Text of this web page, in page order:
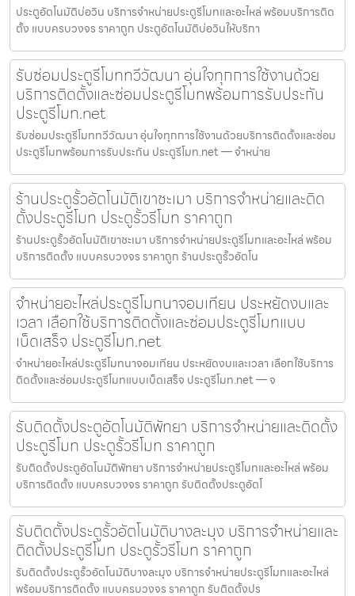
ประตูอัตโนมัติบ่อวิน บริการจำหน่ายประตูรีโมทและอะไหล่ พร้อมบริการติด
ตั้ง แบบครบวงจร ราคาถูก ประตูอัตโนมัติบ่อวินให้บริกา
รับซ่อมประตูรีโมททวีวัฒนา อุ่นใจทุกการใช้งานด้วย
บริการติดตั้งและซ่อมประตูรีโมทพร้อมการรับประกัน
ประตูรีโมท.net
รับซ่อมประตูรีโมททวีวัฒนา อุ่นใจทุกการใช้งานด้วยบริการติดตั้งและซ่อม
ประตูรีโมทพร้อมการรับประกัน ประตูรีโมท.net — จำหน่าย
ร้านประตูรั้วอัตโนมัติเขาชะเมา บริการจำหน่ายและติด
ตั้งประตูรีโมท ประตูรั้วรีโมท ราคาถูก
ร้านประตูรั้วอัตโนมัติเขาชะเมา บริการจำหน่ายประตูรีโมทและอะไหล่ พร้อม
บริการติดตั้ง แบบครบวงจร ราคาถูก ร้านประตูรั้วอัตโน
จำหน่ายอะไหล่ประตูรีโมทนาจอมเทียน ประหยัดงบและ
เวลา เลือกใช้บริการติดตั้งและซ่อมประตูรีโมทแบบ
เบ็ดเสร็จ ประตูรีโมท.net
จำหน่ายอะไหล่ประตูรีโมทนาจอมเทียน ประหยัดงบและเวลา เลือกใช้บริการ
ติดตั้งและซ่อมประตูรีโมทแบบเบ็ดเสร็จ ประตูรีโมท.net — จ
รับติดตั้งประตูอัตโนมัติพัทยา บริการจำหน่ายและติดตั้ง
ประตูรีโมท ประตูรั้วรีโมท ราคาถูก
รับติดตั้งประตูอัตโนมัติพัทยา บริการจำหน่ายประตูรีโมทและอะไหล่ พร้อม
บริการติดตั้ง แบบครบวงจร ราคาถูก รับติดตั้งประตูอัตโ
รับติดตั้งประตูรั้วอัตโนมัติบางละมุง บริการจำหน่ายและ
ติดตั้งประตูรีโมท ประตูรั้วรีโมท ราคาถูก
รับติดตั้งประตูรั้วอัตโนมัติบางละมุง บริการจำหน่ายประตูรีโมทและอะไหล่
พร้อมบริการติดตั้ง แบบครบวงจร ราคาถูก รับติดตั้งปร